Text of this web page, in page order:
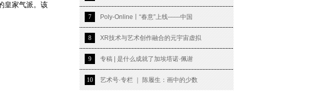
皇家气派。该
7 Poly-Online丨“春意”上线——中国
8 XR技术与艺术创作融合的元宇宙虚拟
9 专稿 | 是什么成就了加埃塔诺·佩谢
10 艺术号·专栏 ｜ 陈履生：画中的少数